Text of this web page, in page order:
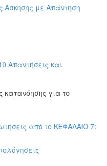
Άσκησης με Απάντηση
Απαντήσεις και
κατανόησης για το
από το ΚΕΦΑΛΑΙΟ 7: